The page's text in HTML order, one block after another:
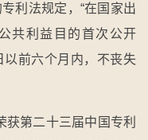
利法规定，“在国家出
共利益目的首次公开
以前六个月内，不丧失
第二十三届中国专利